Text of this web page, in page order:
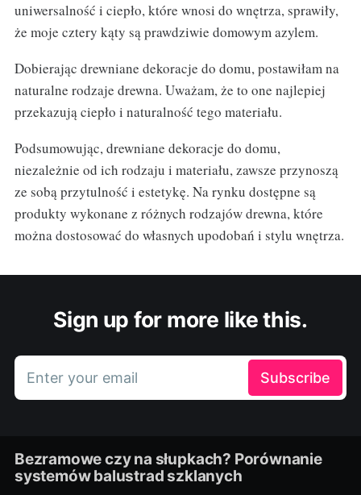
uniwersalność i ciepło, które wnosi do wnętrza, sprawiły,
że moje cztery kąty są prawdziwie domowym azylem.
Dobierając drewniane dekoracje do domu, postawiłam na
naturalne rodzaje drewna. Uważam, że to one najlepiej
przekazują ciepło i naturalność tego materiału.
Podsumowując, drewniane dekoracje do domu,
niezależnie od ich rodzaju i materiału, zawsze przynoszą
ze sobą przytulność i estetykę. Na rynku dostępne są
produkty wykonane z różnych rodzajów drewna, które
można dostosować do własnych upodobań i stylu wnętrza.
Sign up for more like this.
Enter your email Subscribe
Bezramowe czy na słupkach? Porównanie
systemów balustrad szklanych